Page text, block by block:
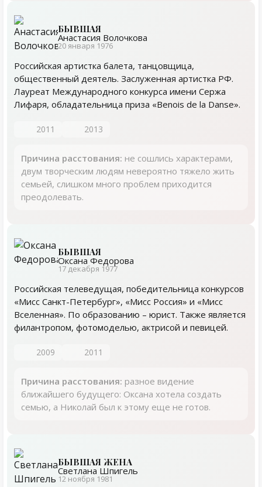
БЫВШАЯ
Анастасия Волочкова
20 января 1976
Российская артистка балета, танцовщица,
общественный деятель. Заслуженная артистка РФ.
Лауреат Международного конкурса имени Сержа
Лифаря, обладательница приза «Benois de la Danse».
2011 2013
Причина расстования: не сошлись характерами,
двум творческим людям невероятно тяжело жить
семьей, слишком много проблем приходится
преодолевать.
БЫВШАЯ
Оксана Федорова
17 декабря 1977
Российская телеведущая, победительница конкурсов
«Мисс Санкт-Петербург», «Мисс Россия» и «Мисс
Вселенная». По образованию – юрист. Также является
филантропом, фотомоделью, актрисой и певицей.
2009 2011
Причина расстования: разное видение
ближайшего будущего: Оксана хотела создать
семью, а Николай был к этому еще не готов.
БЫВШАЯ ЖЕНА
Светлана Шпигель
12 ноября 1981